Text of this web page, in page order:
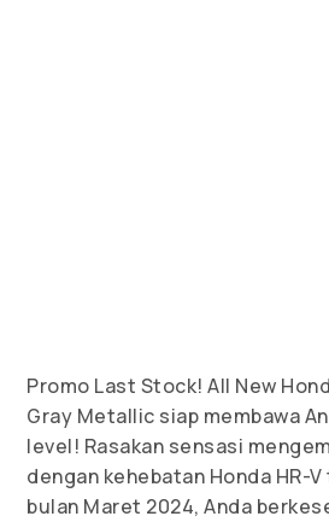
Promo Last Stock! All New
Gray Metallic siap membawa
level! Rasakan sensasi
dengan kehebatan Honda HR-
bulan Maret 2024, Anda